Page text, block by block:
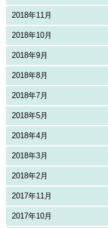
2018年11月
2018年10月
2018年9月
2018年8月
2018年7月
2018年5月
2018年4月
2018年3月
2018年2月
2017年11月
2017年10月